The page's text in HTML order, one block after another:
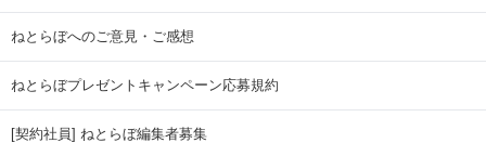
ねとらぼへのご意見・ご感想
ねとらぼプレゼントキャンペーン応募規約
[契約社員] ねとらぼ編集者募集